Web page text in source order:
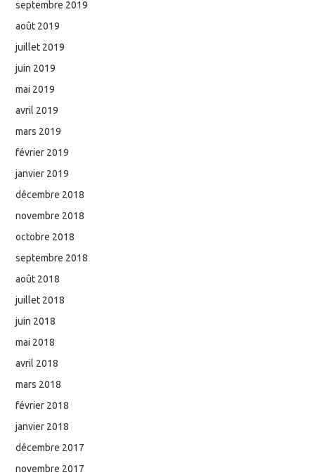
septembre 2019
août 2019
juillet 2019
juin 2019
mai 2019
avril 2019
mars 2019
février 2019
janvier 2019
décembre 2018
novembre 2018
octobre 2018
septembre 2018
août 2018
juillet 2018
juin 2018
mai 2018
avril 2018
mars 2018
février 2018
janvier 2018
décembre 2017
novembre 2017